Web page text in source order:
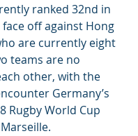
ranked 32nd in
off against Hong
are currently eight
teams are no
other, with the
Germany’s
Rugby World Cup